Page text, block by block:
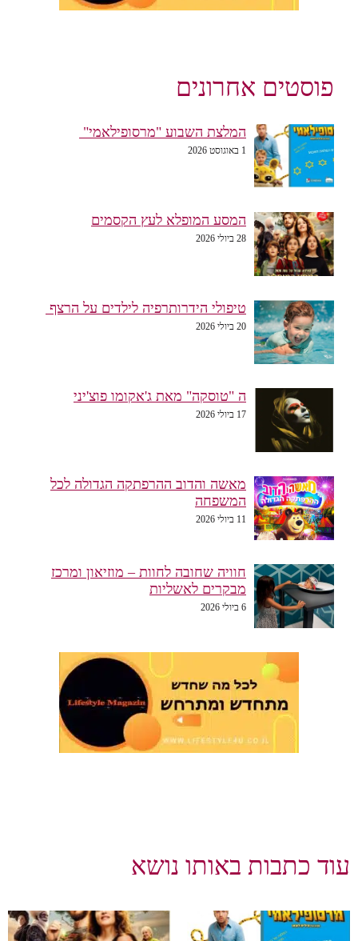
פוסטים אחרונים
המלצת השבוע "מרסופילאמי"
1 באוגוסט 2026
המסע המופלא לעץ הקסמים
28 ביולי 2026
טיפולי הידרותרפיה לילדים על הרצף
20 ביולי 2026
ה "טוסקה" מאת ג'אקומו פוצ'יני
17 ביולי 2026
מאשה והדוב ההרפתקה הגדולה לכל
המשפחה
11 ביולי 2026
חוויה שחובה לחוות – מוזיאון ומרכז
מבקרים לאשליות
6 ביולי 2026
עוד כתבות באותו נושא